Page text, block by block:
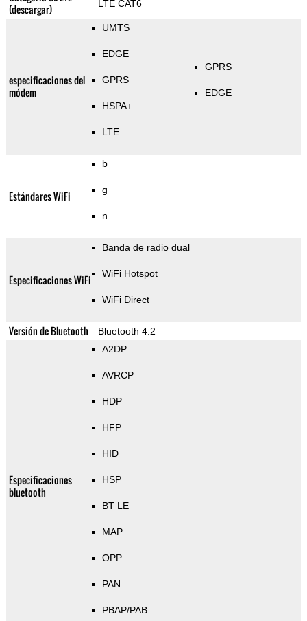
(descargar)
LTE CAT6
especificaciones del
módem
UMTS
EDGE
GPRS
HSPA+
LTE
GPRS
EDGE
Estándares WiFi
b
g
n
Especificaciones WiFi
Banda de radio dual
WiFi Hotspot
WiFi Direct
Versión de Bluetooth Bluetooth 4.2
Especificaciones
bluetooth
A2DP
AVRCP
HDP
HFP
HID
HSP
BT LE
MAP
OPP
PAN
PBAP/PAB